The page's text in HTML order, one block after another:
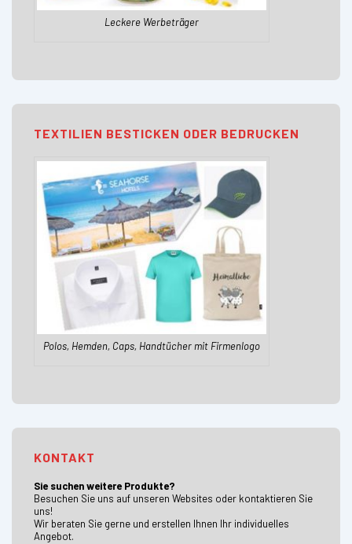
Leckere Werbeträger
TEXTILIEN BESTICKEN ODER BEDRUCKEN
Polos, Hemden, Caps, Handtücher mit Firmenlogo
KONTAKT
Sie suchen weitere Produkte?
Besuchen Sie uns auf unseren Websites oder kontaktieren Sie
uns!
Wir beraten Sie gerne und erstellen Ihnen Ihr individuelles
Angebot.